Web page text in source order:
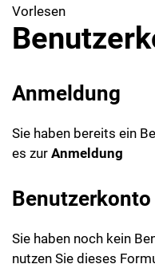
Vorlesen
Anmeldung
Sie haben bereits ein
es zur Anmeldung
Sie haben noch kein
nutzen Sie dieses